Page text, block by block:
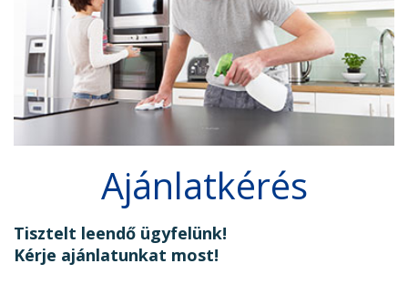
Ajánlatkérés
Tisztelt leendő ügyfelünk!
Kérje ajánlatunkat most!